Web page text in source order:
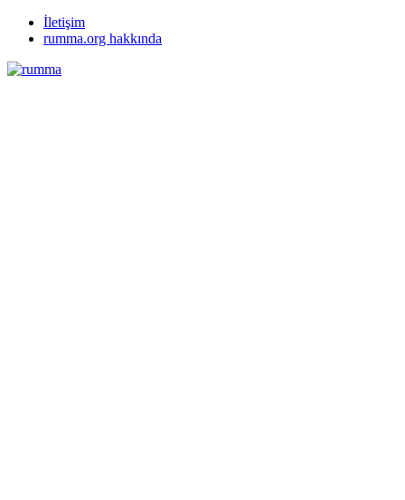
İletişim
rumma.org hakkında